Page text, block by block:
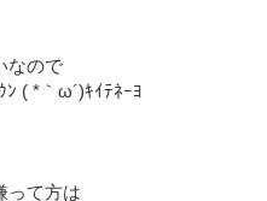
なので
( *｀ω´)ｷｲﾃﾈｰﾖ
って方は